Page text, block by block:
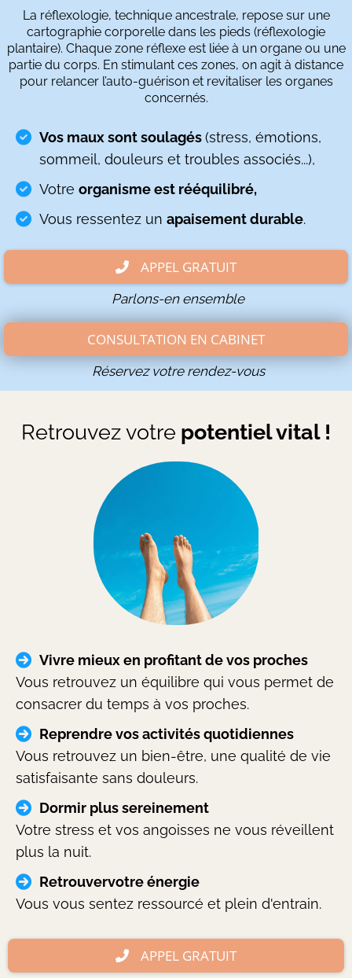
La réflexologie, technique ancestrale, repose sur une
cartographie corporelle dans les pieds (réflexologie
plantaire). Chaque zone réflexe est liée à un organe ou une
partie du corps. En stimulant ces zones, on agit à distance
pour relancer l’auto-guérison et revitaliser les organes
concernés.
Vos maux sont soulagés(stress, émotions,
sommeil, douleurs et troubles associés...),
Votre organisme est rééquilibré,
Vous ressentez un apaisement durable.
APPEL GRATUIT
Parlons-en ensemble
CONSULTATION EN CABINET
Réservez votre rendez-vous
Retrouvez votre potentiel vital !
Vivre mieux en profitant de vos proches
Vous retrouvez un équilibre qui vous permet de
consacrer du temps à vos proches.
Reprendre vos activités quotidiennes
Vous retrouvez un bien-être, une qualité de vie
satisfaisante sans douleurs.
Dormir plus sereinement
Votre stress et vos angoisses ne vous réveillent
plus la nuit.
Retrouvervotre énergie
Vous vous sentez ressourcé et plein d'entrain.
APPEL GRATUIT